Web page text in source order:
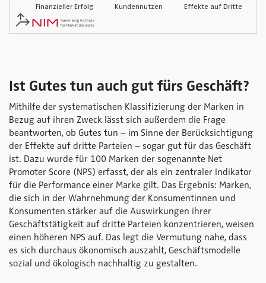
Ist Gutes tun auch gut fürs Geschäft?
Mithilfe der systematischen Klassifizierung der Marken in
Bezug auf ihren Zweck lässt sich außerdem die Frage
beantworten, ob Gutes tun – im Sinne der Berücksichtigung
der Effekte auf dritte Parteien – sogar gut für das Geschäft
ist. Dazu wurde für 100 Marken der sogenannte Net
Promoter Score (NPS) erfasst, der als ein zentraler Indikator
für die Performance einer Marke gilt. Das Ergebnis: Marken,
die sich in der Wahrnehmung der Konsumentinnen und
Konsumenten stärker auf die Auswirkungen ihrer
Geschäftstätigkeit auf dritte Parteien konzentrieren, weisen
einen höheren NPS auf. Das legt die Vermutung nahe, dass
es sich durchaus ökonomisch auszahlt, Geschäftsmodelle
sozial und ökologisch nachhaltig zu gestalten.